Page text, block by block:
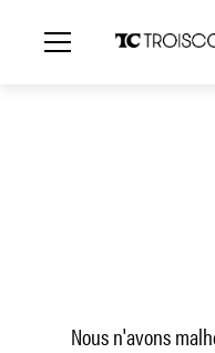
Nous n'avons